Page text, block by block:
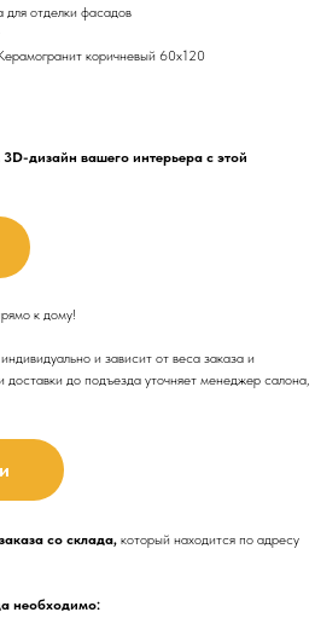
отделки фасадов
коричневый 60x120
дизайн вашего интерьера с этой
к дому!
и зависит от веса заказа и
доставки до подъезда уточняет менеджер салона,
со склада, который находится по адресу
необходимо: